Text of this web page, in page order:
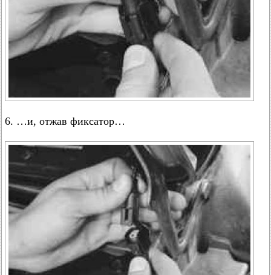
6. …и, отжав фиксатор…